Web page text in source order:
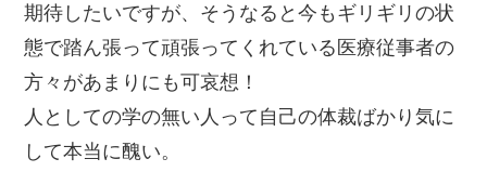
期待したいですが、そうなると今もギリギリの状
態で踏ん張って頑張ってくれている医療従事者の
方々があまりにも可哀想！
人としての学の無い人って自己の体裁ばかり気に
して本当に醜い。